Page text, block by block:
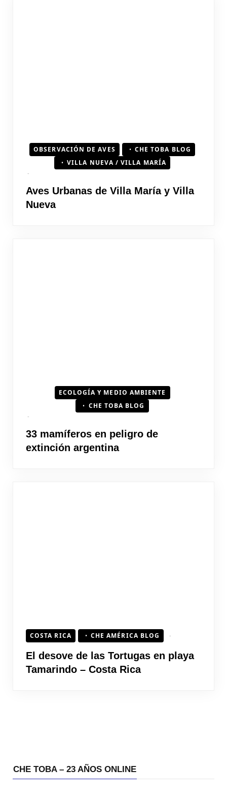
OBSERVACIÓN DE AVES
CHE TOBA BLOG
VILLA NUEVA / VILLA MARÍA
Aves Urbanas de Villa María y Villa
Nueva
ECOLOGÍA Y MEDIO AMBIENTE
CHE TOBA BLOG
33 mamíferos en peligro de
extinción argentina
COSTA RICA CHE AMÉRICA BLOG
El desove de las Tortugas en playa
Tamarindo – Costa Rica
CHE TOBA – 23 AÑOS ONLINE